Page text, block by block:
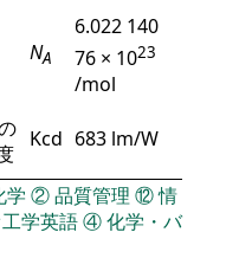
NA
6.022 140
76 × 1023
/mol
Kcd 683 lm/W
学 ②品質管理 ⑫情
学英語④化学・バ